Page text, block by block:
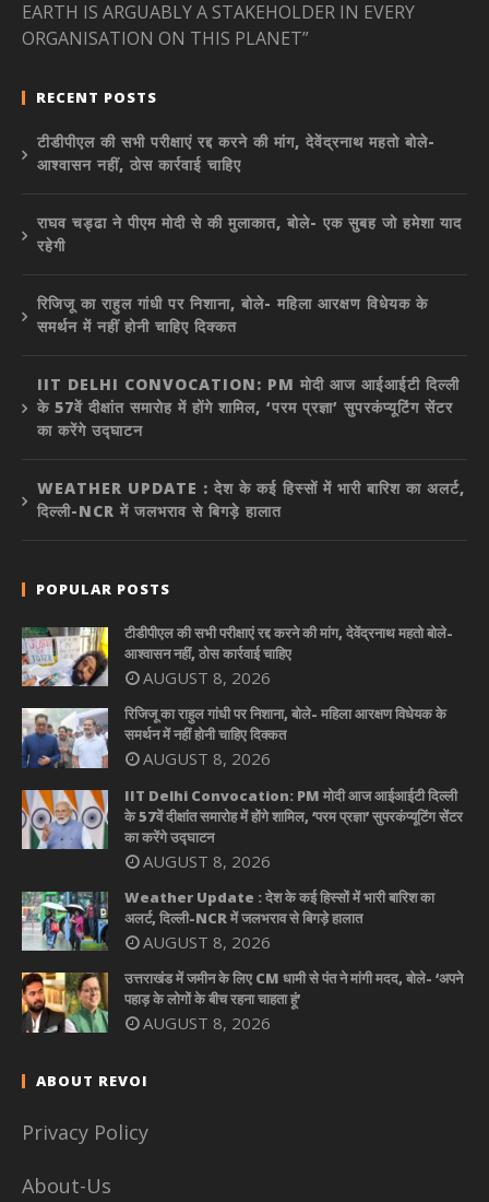
EARTH IS ARGUABLY A STAKEHOLDER IN EVERY
ORGANISATION ON THIS PLANET”
RECENT POSTS
टीडीपीएल की सभी परीक्षाएं रद्द करने की मांग, देवेंद्रनाथ महतो बोले-
आश्वासन नहीं, ठोस कार्रवाई चाहिए
राघव चड्ढा ने पीएम मोदी से की मुलाकात, बोले- एक सुबह जो हमेशा याद
रहेगी
रिजिजू का राहुल गांधी पर निशाना, बोले- महिला आरक्षण विधेयक के
समर्थन में नहीं होनी चाहिए दिक्कत
IIT DELHI CONVOCATION: PM मोदी आज आईआईटी दिल्ली
के 57वें दीक्षांत समारोह में होंगे शामिल, ‘परम प्रज्ञा’ सुपरकंप्यूटिंग सेंटर
का करेंगे उद्घाटन
WEATHER UPDATE : देश के कई हिस्सों में भारी बारिश का अलर्ट,
दिल्ली-NCR में जलभराव से बिगड़े हालात
POPULAR POSTS
टीडीपीएल की सभी परीक्षाएं रद्द करने की मांग, देवेंद्रनाथ महतो बोले-
आश्वासन नहीं, ठोस कार्रवाई चाहिए
AUGUST 8, 2026
रिजिजू का राहुल गांधी पर निशाना, बोले- महिला आरक्षण विधेयक के
समर्थन में नहीं होनी चाहिए दिक्कत
AUGUST 8, 2026
IIT Delhi Convocation: PM मोदी आज आईआईटी दिल्ली
के 57वें दीक्षांत समारोह में होंगे शामिल, ‘परम प्रज्ञा’ सुपरकंप्यूटिंग सेंटर
का करेंगे उद्घाटन
AUGUST 8, 2026
Weather Update : देश के कई हिस्सों में भारी बारिश का
अलर्ट, दिल्ली-NCR में जलभराव से बिगड़े हालात
AUGUST 8, 2026
उत्तराखंड में जमीन के लिए CM धामी से पंत ने मांगी मदद, बोले- ‘अपने
पहाड़ के लोगों के बीच रहना चाहता हूं’
AUGUST 8, 2026
ABOUT REVOI
Privacy Policy
About-Us